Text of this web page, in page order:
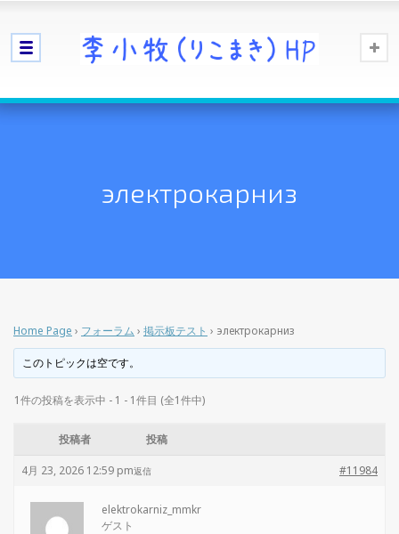
электрокарниз
Home Page › フォーラム › 掲示板テスト › электрокарниз
このトピックは空です。
1件の投稿を表示中 - 1 - 1件目 (全1件中)
投稿者 投稿
4月 23, 2026 12:59 pm #11984
返信
elektrokarniz_mmkr
ゲスト